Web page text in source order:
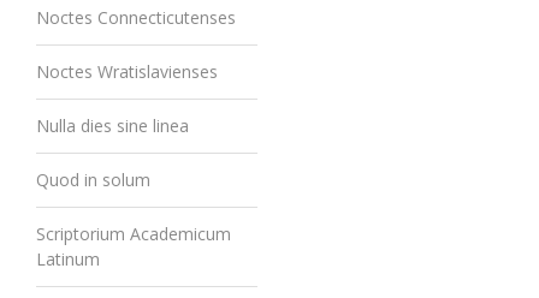
Noctes Connecticutenses
Noctes Wratislavienses
Nulla dies sine linea
Quod in solum
Scriptorium Academicum
Latinum